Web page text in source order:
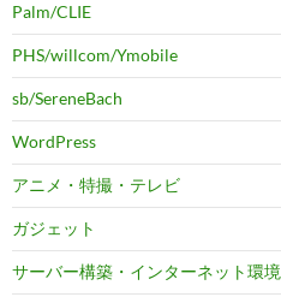
Palm/CLIE
PHS/willcom/Ymobile
sb/SereneBach
WordPress
アニメ・特撮・テレビ
ガジェット
サーバー構築・インターネット環境